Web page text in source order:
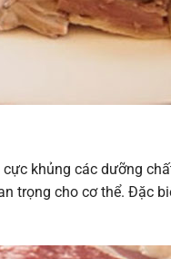
khủng các dưỡng
trọng cho cơ thể. Đặc